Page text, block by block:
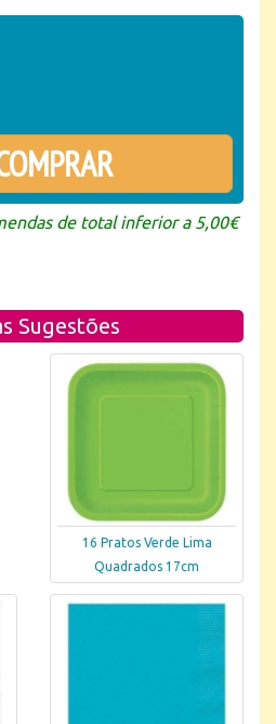
de total inferior a 5,00€
Sugestões
16 Pratos Verde Lima
Quadrados 17cm